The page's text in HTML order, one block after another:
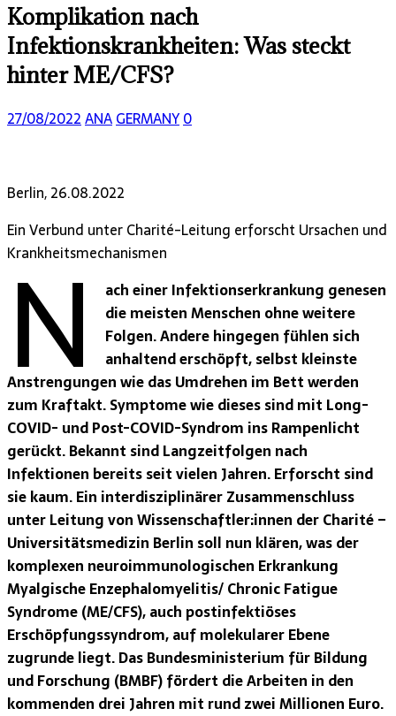
Komplikation nach
Infektionskrankheiten: Was steckt
hinter ME/CFS?
27/08/2022ANAGERMANY0
Berlin, 26.08.2022
Ein Verbund unter Charité-Leitung erforscht Ursachen und
Krankheitsmechanismen
N ach einer Infektionserkrankung genesen
die meisten Menschen ohne weitere
Folgen. Andere hingegen fühlen sich
anhaltend erschöpft, selbst kleinste
Anstrengungen wie das Umdrehen im Bett werden
zum Kraftakt. Symptome wie dieses sind mit Long-
COVID- und Post-COVID-Syndrom ins Rampenlicht
gerückt. Bekannt sind Langzeitfolgen nach
Infektionen bereits seit vielen Jahren. Erforscht sind
sie kaum. Ein interdisziplinärer Zusammenschluss
unter Leitung von Wissenschaftler:innen der Charité –
Universitätsmedizin Berlin soll nun klären, was der
komplexen neuroimmunologischen Erkrankung
Myalgische Enzephalomyelitis/ Chronic Fatigue
Syndrome (ME/CFS), auch postinfektiöses
Erschöpfungssyndrom, auf molekularer Ebene
zugrunde liegt. Das Bundesministerium für Bildung
und Forschung (BMBF) fördert die Arbeiten in den
kommenden drei Jahren mit rund zwei Millionen Euro.